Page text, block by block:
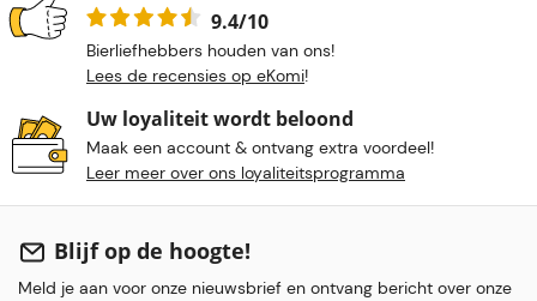
9.4/10
Bierliefhebbers houden van ons!
Lees de recensies op eKomi!
Uw loyaliteit wordt beloond
Maak een account & ontvang extra voordeel!
Leer meer over ons loyaliteitsprogramma
Blijf op de hoogte!
Meld je aan voor onze nieuwsbrief en ontvang bericht over onze